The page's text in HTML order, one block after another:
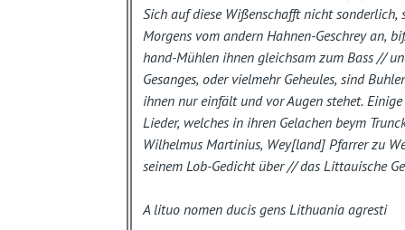
Sich auf diese Wißenschafft nicht sonderlich,
Morgens vom andern Hahnen-Geschrey an,
hand-Mühlen ihnen gleichsam zum Bass //
Gesanges, oder vielmehr Geheules, sind
ihnen nur einfält und vor Augen stehet.
Lieder, welches in ihren Gelachen beym
Wilhelmus Martinius, Wey[land] Pfarrer zu
seinem Lob-Gedicht über // das Littauische
A lituo nomen ducis gens Lithuania agresti